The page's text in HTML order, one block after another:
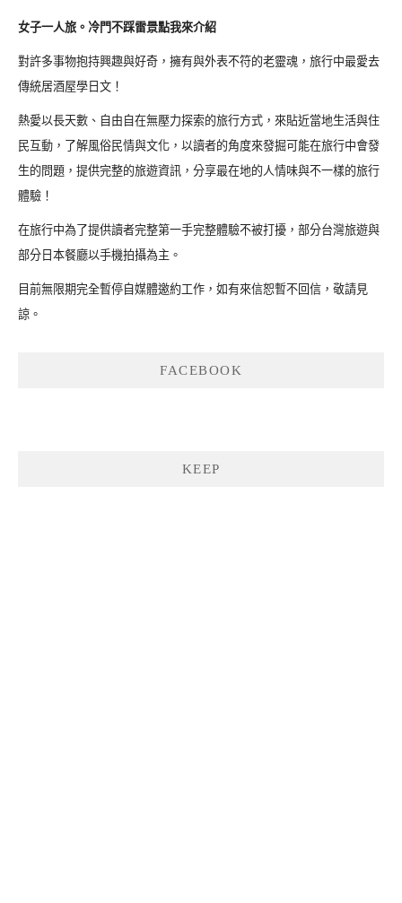
女子一人旅。冷門不踩雷景點我來介紹
對許多事物抱持興趣與好奇，擁有與外表不符的老靈魂，旅行中最愛去
傳統居酒屋學日文！
熱愛以長天數、自由自在無壓力探索的旅行方式，來貼近當地生活與住
民互動，了解風俗民情與文化，以讀者的角度來發掘可能在旅行中會發
生的問題，提供完整的旅遊資訊，分享最在地的人情味與不一樣的旅行
體驗！
在旅行中為了提供讀者完整第一手完整體驗不被打擾，部分台灣旅遊與
部分日本餐廳以手機拍攝為主。
目前無限期完全暫停自媒體邀約工作，如有來信恕暫不回信，敬請見
諒。
FACEBOOK
KEEP